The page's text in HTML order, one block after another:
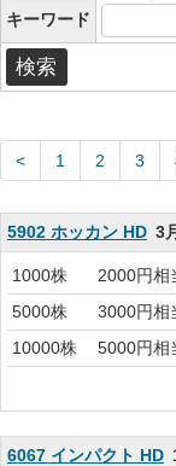
キーワード
1 2 3
5902 ホッカン HD 3月
1000株
2000円相
5000株
3000円相
10000株
5000円相
6067 インパクト HD